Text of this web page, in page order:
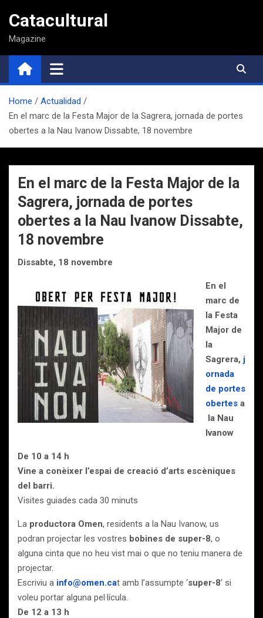
contenido
Catacultural
Magazine
Home
Actualidad
En el marc de la Festa Major de la Sagrera, jornada de portes
obertes a la Nau Ivanow Dissabte, 18 novembre
En el marc de la Festa Major de la
Sagrera, jornada de portes
obertes a la Nau Ivanow Dissabte,
18 novembre
Dissabte, 18 novembre
En el
marc de
la Festa
Major de
la
Sagrera, j
ornada
de portes
obertes a
la Nau
Ivanow
De 10 a 14 h
Vine a conèixer l’espai de creació d’arts escèniques
del barri.
Visites guiades cada 30 minuts
La productora Omen, residents a la Nau Ivanow, us
podran projectar les vostres bobines de super-8, o
alguna cinta que no heu vist mai o que no teniu manera de
projectar.
Escriviu a info@omen.cat amb l’assumpte ‘super-8’ si
voleu portar alguna pel·lícula.
De 12 a 13 h